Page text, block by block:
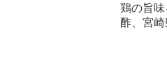
鶏の旨
酢、宮崎